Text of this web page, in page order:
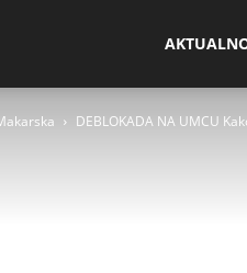
DEBLOKADA NA UMCU